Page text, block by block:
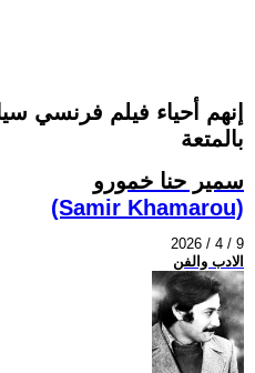
إنهم أحياء فيلم فرنسي
بالمتعة
سمير حنا خمورو
(Samir Khamarou)
2026 / 4 / 9
الادب والفن